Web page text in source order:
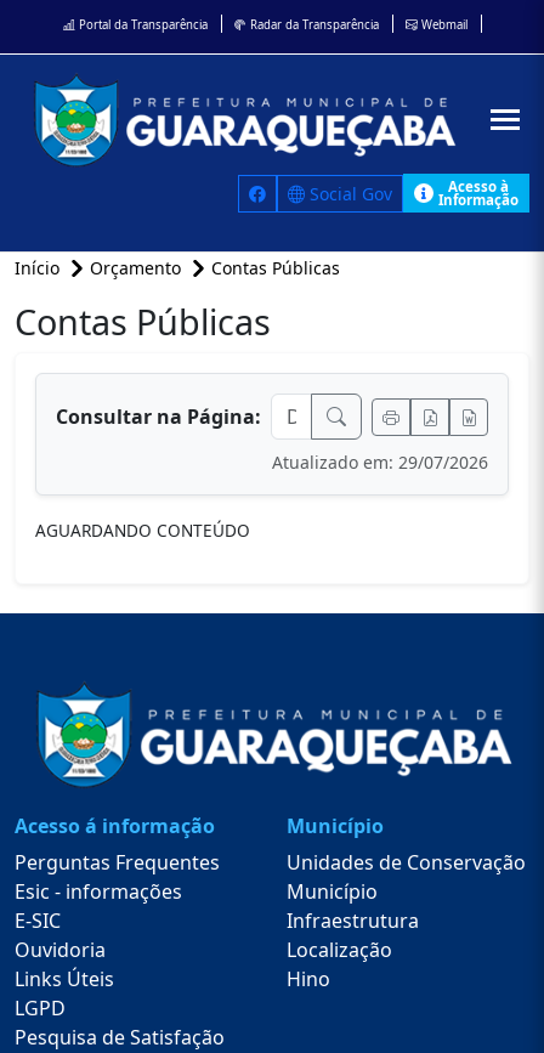
Portal da Transparência Radar da Transparência Webmail
Social Gov Acesso à
Informação
Início Orçamento Contas Públicas
conteúdo principal
Contas Públicas
Consultar na Página:
Atualizado em: 29/07/2026
AGUARDANDO CONTEÚDO
Acesso á informação
Perguntas Frequentes
Esic - informações
E-SIC
Ouvidoria
Links Úteis
LGPD
Pesquisa de Satisfação
Município
Unidades de Conservação
Município
Infraestrutura
Localização
Hino